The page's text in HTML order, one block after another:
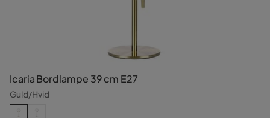
Icaria Bordlampe 39 cm E27
Guld/Hvid